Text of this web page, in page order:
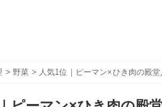
> 野菜 > 人気1位｜ピーマン×ひき肉の殿